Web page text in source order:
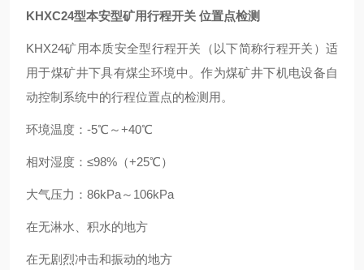
KHXC24型本安型矿用行程开关 位置点检测
KHX24矿用本质安全型行程开关（以下简称行程开关）适
用于煤矿井下具有煤尘环境中。作为煤矿井下机电设备自
动控制系统中的行程位置点的检测用。
环境温度：-5℃～+40℃
相对湿度：≤98%（+25℃）
大气压力：86kPa～106kPa
在无淋水、积水的地方
在无剧烈冲击和振动的地方